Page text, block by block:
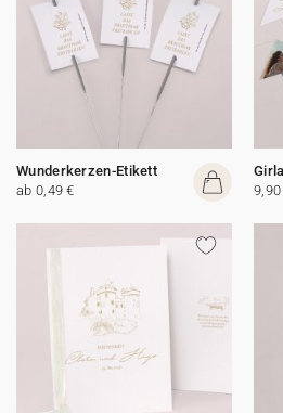
Wunderkerzen-Etikett
ab 0,49 €